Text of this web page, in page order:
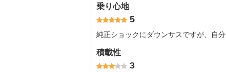
乗り心地
5
純正ショックにダウンサスですが、自
積載性
3